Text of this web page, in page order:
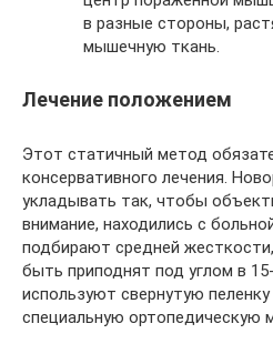
в разные стороны,
мышечную ткань.
Лечение положением
Этот статичный метод
консервативного лечения.
укладывать так, чтобы
внимание, находились с
подбирают средней
быть приподнят под углом в
используют свернутую
специальную ортопедическую